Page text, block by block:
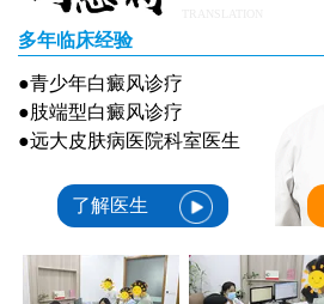
多年临床经验
●青少年白癜风诊疗
●肢端型白癜风诊疗
●远大皮肤病医院科室医生
了解医生